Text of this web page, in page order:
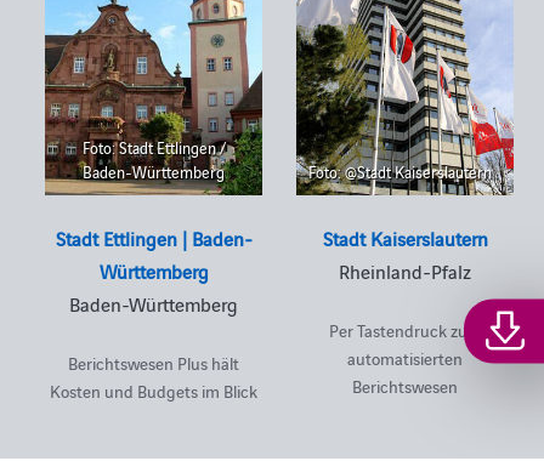
Foto: Stadt Ettlingen /
Baden-Württemberg
Stadt Ettlingen | Baden-
Württemberg
Baden-Württemberg
Berichtswesen Plus hält
Kosten und Budgets im Blick
Foto: @Stadt Kaiserslautern
Stadt Kaiserslautern
Rheinland-Pfalz
Per Tastendruck zum
automatisierten
Berichtswesen